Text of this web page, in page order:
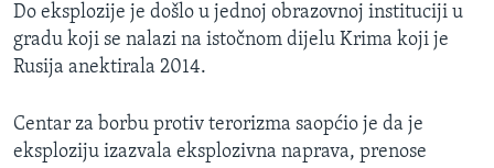
Jezici
Do eksplozije je došlo u jednoj obrazovnoj instituciji u
gradu koji se nalazi na istočnom dijelu Krima koji je
Rusija anektirala 2014.
Centar za borbu protiv terorizma saopćio je da je
eksploziju izazvala eksplozivna naprava, prenose